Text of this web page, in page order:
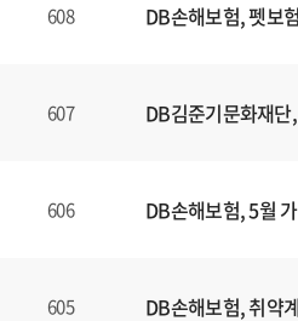
608 DB손해보험, 펫보
607 DB김준기문화재
606 DB손해보험, 5월
605 DB손해보험, 취약